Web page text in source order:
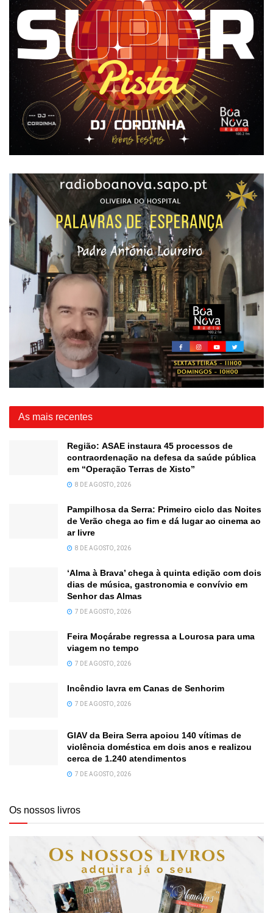
As mais recentes
Região: ASAE instaura 45 processos de
contraordenação na defesa da saúde pública
em “Operação Terras de Xisto”
8 DE AGOSTO, 2026
Pampilhosa da Serra: Primeiro ciclo das Noites
de Verão chega ao fim e dá lugar ao cinema ao
ar livre
8 DE AGOSTO, 2026
‘Alma à Brava’ chega à quinta edição com dois
dias de música, gastronomia e convívio em
Senhor das Almas
7 DE AGOSTO, 2026
Feira Moçárabe regressa a Lourosa para uma
viagem no tempo
7 DE AGOSTO, 2026
Incêndio lavra em Canas de Senhorim
7 DE AGOSTO, 2026
GIAV da Beira Serra apoiou 140 vítimas de
violência doméstica em dois anos e realizou
cerca de 1.240 atendimentos
7 DE AGOSTO, 2026
Os nossos livros